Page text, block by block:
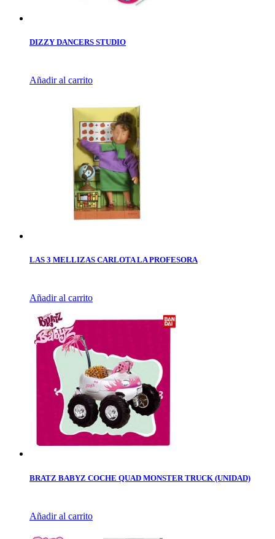
DIZZY DANCERS STUDIO
Añadir al carrito
LAS 3 MELLIZAS CARLOTA LA PROFESORA
Añadir al carrito
BRATZ BABYZ COCHE QUAD MONSTER TRUCK (UNIDAD)
Añadir al carrito